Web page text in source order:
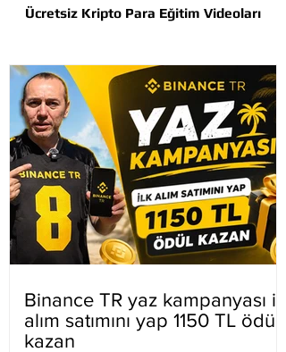
Ücretsiz Kripto Para Eğitim Videoları
Binance TR yaz kampanyası ilk
alım satımını yap 1150 TL ödül
kazan